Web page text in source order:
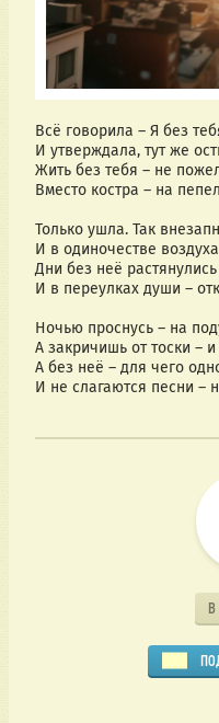
Всё говорила – Я без
И утверждала, тут же
Жить без тебя – не
Вместо костра – на
Только ушла. Так
И в одиночестве
Дни без неё
И в переулках души –
Ночью проснусь – на
А закричишь от тоски –
А без неё – для чего
И не слагаются песни –